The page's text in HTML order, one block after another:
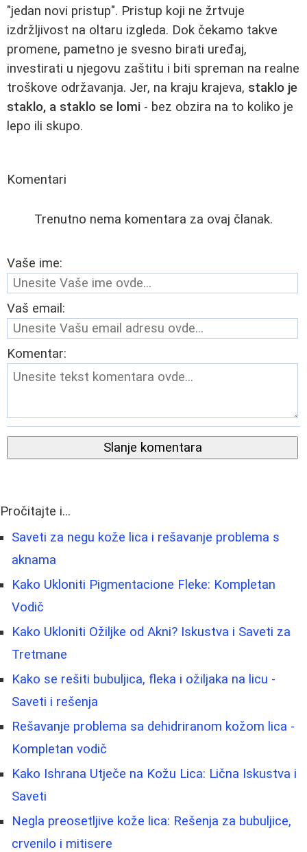
"jedan novi pristup". Pristup koji ne žrtvuje
izdržljivost na oltaru izgleda. Dok čekamo takve
promene, pametno je svesno birati uređaj,
investirati u njegovu zaštitu i biti spreman na realne
troškove održavanja. Jer, na kraju krajeva, staklo je
staklo, a staklo se lomi - bez obzira na to koliko je
lepo ili skupo.
Komentari
Trenutno nema komentara za ovaj članak.
Vaše ime:
Vaš email:
Komentar:
Slanje komentara
Pročitajte i...
Saveti za negu kože lica i rešavanje problema s
aknama
Kako Ukloniti Pigmentacione Fleke: Kompletan
Vodič
Kako Ukloniti Ožiljke od Akni? Iskustva i Saveti za
Tretmane
Kako se rešiti bubuljica, fleka i ožiljaka na licu -
Saveti i rešenja
Rešavanje problema sa dehidriranom kožom lica -
Kompletan vodič
Kako Ishrana Utječe na Kožu Lica: Lična Iskustva i
Saveti
Negla preosetljive kože lica: Rešenja za bubuljice,
crvenilo i mitisere